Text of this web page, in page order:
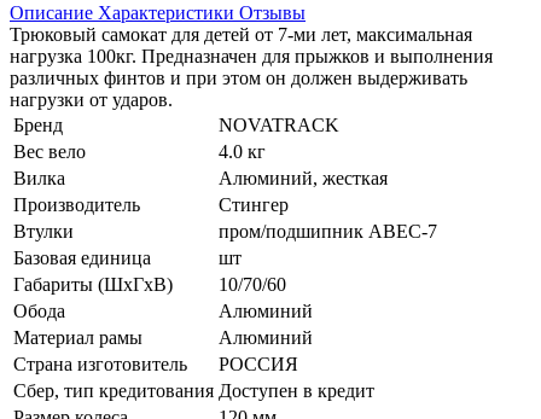
Описание Характеристики Отзывы
Трюковый самокат для детей от 7-ми лет, максимальная
нагрузка 100кг. Предназначен для прыжков и выполнения
различных финтов и при этом он должен выдерживать
нагрузки от ударов.
Бренд
NOVATRACK
Вес вело
4.0 кг
Вилка
Алюминий, жесткая
Производитель
Стингер
Втулки
пром/подшипник ABEC-7
Базовая единица
шт
Габариты (ШхГхВ)
10/70/60
Обода
Алюминий
Материал рамы
Алюминий
Страна изготовитель
РОССИЯ
Сбер, тип кредитования Доступен в кредит